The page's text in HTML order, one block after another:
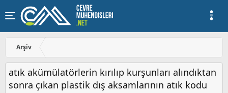
Arşiv
atık akümülatörlerin kırılıp kurşunları alındıktan
sonra çıkan plastik dış aksamlarının atık kodu